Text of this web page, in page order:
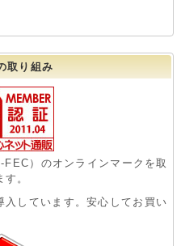
取り組み
）のオンラインマークを取
。
入しています。安心してお買い